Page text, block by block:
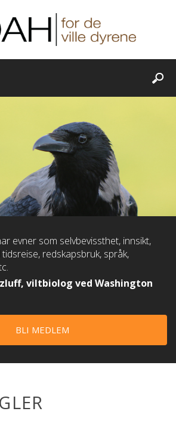
evner som selvbevissthet, innsikt,
redskapsbruk, språk,
viltbiolog ved Washington
BLI MEDLEM